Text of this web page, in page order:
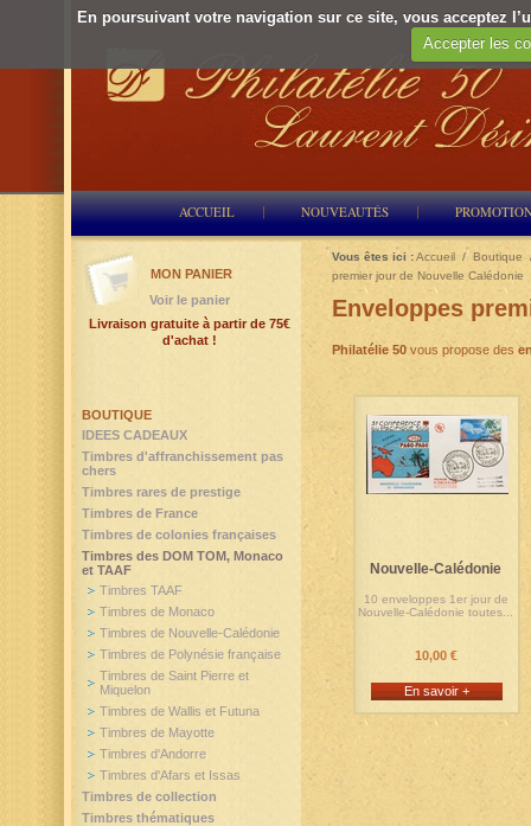
En poursuivant votre navigation sur ce site, vous acceptez
Accepter les
ACCUEIL NOUVEAUTÉS
Vous êtes ici :Accueil / Boutique
premier jour de Nouvelle Calédonie
Enveloppes
Philatélie 50 vous propose des
Nouvelle-Calédonie
10 enveloppes 1er jour de
Nouvelle-Calédonie toutes...
10,00 €
En savoir +
BOUTIQUE
IDEES CADEAUX
Timbres d'affranchissement pas
chers
Timbres rares de prestige
Timbres de France
Timbres de colonies françaises
Timbres des DOM TOM, Monaco
et TAAF
Timbres TAAF
Timbres de Monaco
Timbres de Nouvelle-Calédonie
Timbres de Polynésie française
Timbres de Saint Pierre et
Miquelon
Timbres de Wallis et Futuna
Timbres de Mayotte
Timbres d'Andorre
Timbres d'Afars et Issas
Timbres de collection
Timbres thématiques
MON PANIER
Voir le panier
Livraison gratuite à partir de 75€
d'achat !